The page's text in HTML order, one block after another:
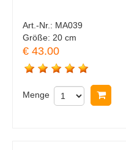
Art.-Nr.: MA039
Größe: 20 cm
€ 43.00
Menge